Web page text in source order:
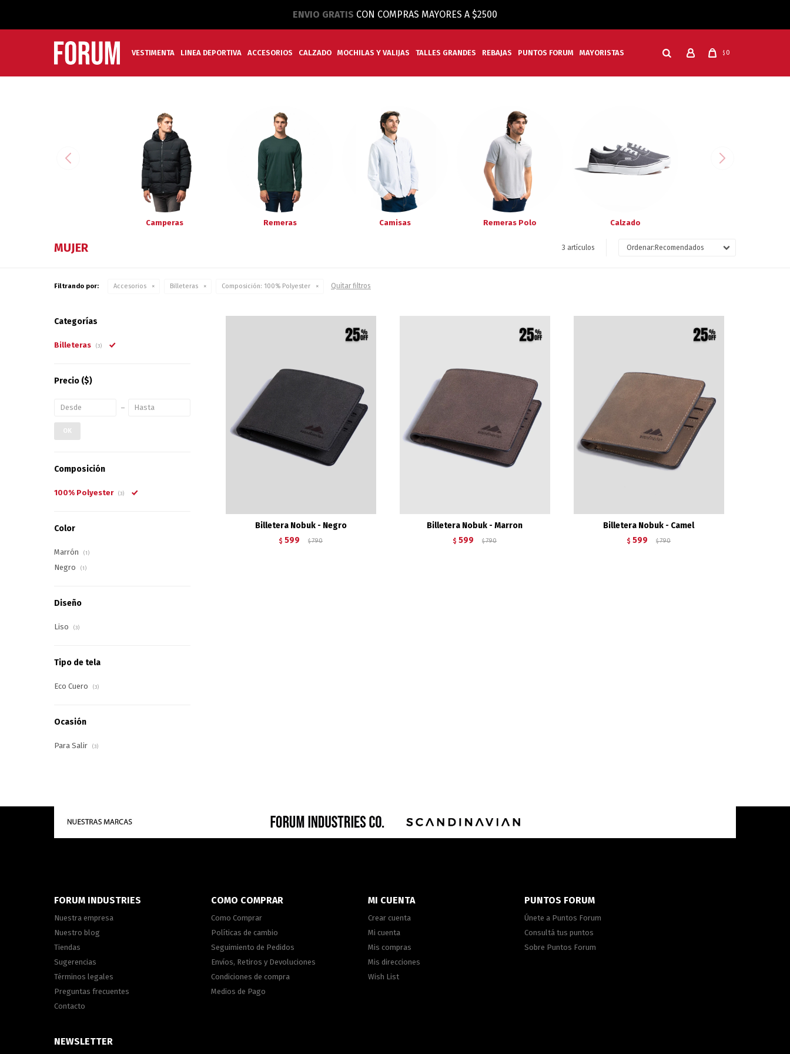
ENVIO GRATIS CON COMPRAS MAYORES A $2500
VESTIMENTA LINEA DEPORTIVA ACCESORIOS CALZADO MOCHILAS Y VALIJAS TALLES GRANDES REBAJAS PUNTOS FORUM MAYORISTAS $ 0
Camperas Remeras Camisas Remeras Polo Calzado
MUJER 3 artículos Recomendados
Filtrando por: Accesorios Billeteras Composición: 100% Polyester Quitar filtros
Billetera Nobuk - Negro
$ 599 $ 790
Billetera Nobuk - Marron
$ 599 $ 790
Billetera Nobuk - Camel
$ 599 $ 790
Categorías
Billeteras (3)
Precio ($)
OK
Composición
100% Polyester (3)
Color
Marrón (1)
Negro (1)
Diseño
Liso (3)
Tipo de tela
Eco Cuero (3)
Ocasión
Para Salir (3)
FORUM INDUSTRIES
Nuestra empresa
Nuestro blog
Tiendas
Sugerencias
Términos legales
Preguntas frecuentes
Contacto
COMO COMPRAR
Como Comprar
Políticas de cambio
Seguimiento de Pedidos
Envíos, Retiros y Devoluciones
Condiciones de compra
Medios de Pago
MI CUENTA
Crear cuenta
Mi cuenta
Mis compras
Mis direcciones
Wish List
PUNTOS FORUM
Únete a Puntos Forum
Consultá tus puntos
Sobre Puntos Forum
NEWSLETTER